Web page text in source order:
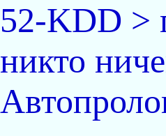
52-KDD >
никто